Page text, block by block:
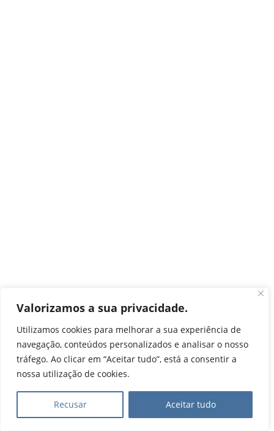
Valorizamos a sua privacidade.
Utilizamos cookies para melhorar a sua experiência de
navegação, conteúdos personalizados e analisar o nosso
tráfego. Ao clicar em “Aceitar tudo”, está a consentir a
nossa utilização de cookies.
Recusar Aceitar tudo